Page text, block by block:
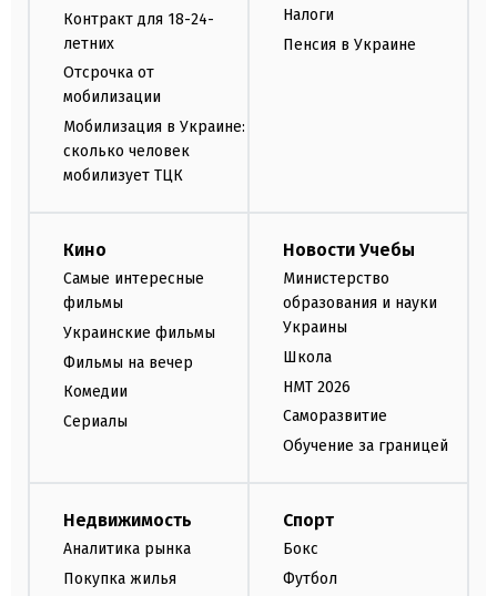
Контракт для 18-24-
летних
Отсрочка от
мобилизации
Мобилизация в Украине:
сколько человек
мобилизует ТЦК
Налоги
Пенсия в Украине
Кино
Самые интересные
фильмы
Украинские фильмы
Фильмы на вечер
Комедии
Сериалы
Новости Учебы
Министерство
образования и науки
Украины
Школа
НМТ 2026
Саморазвитие
Обучение за границей
Недвижимость
Аналитика рынка
Покупка жилья
Спорт
Бокс
Футбол